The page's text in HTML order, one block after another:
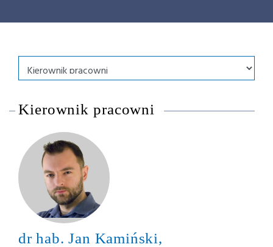
Kierownik pracowni
dr hab. Jan Kamiński,